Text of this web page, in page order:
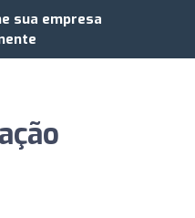
sua empresa